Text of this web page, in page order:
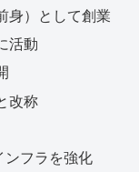
身）として創業
活動
改称
ンフラを強化